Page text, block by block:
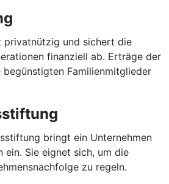
privatnützig und sichert die
finanziell ab. Erträge der
Familienmitglieder
bringt ein Unternehmen
ein. Sie eignet sich, um die
zu regeln.